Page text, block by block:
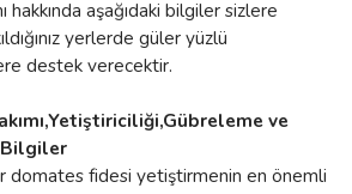
hakkında aşağıdaki bilgiler sizlere
yerlerde güler yüzlü
destek verecektir.
ve
Bilgiler
domates fidesi yetiştirmenin en önemli